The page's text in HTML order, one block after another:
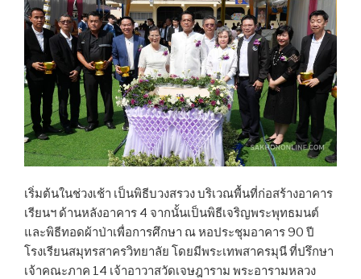
เริ่มต้นในช่วงเช้า เป็นพิธีบวงสรวง บริเวณพื้นที่ก่อสร้างอาคาร
เรียนฯ ด้านหลังอาคาร 4 จากนั้นเป็นพิธีเจริญพระพุทธมนต์
และพิธีทอดผ้าป่าเพื่อการศึกษา ณ หอประชุมอาคาร 90 ปี
โรงเรียนสมุทรสาครวิทยาลัย โดยมีพระเทพสาครมุนี ที่ปรึกษา
เจ้าคณะภาค 14 เจ้าอาวาสวัดเจษฎาราม พระอารามหลวง